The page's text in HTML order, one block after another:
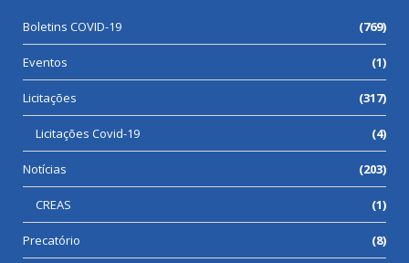
Boletins COVID-19 (769)
Eventos (1)
Licitações (317)
Licitações Covid-19 (4)
Notícias (203)
CREAS (1)
Precatório (8)